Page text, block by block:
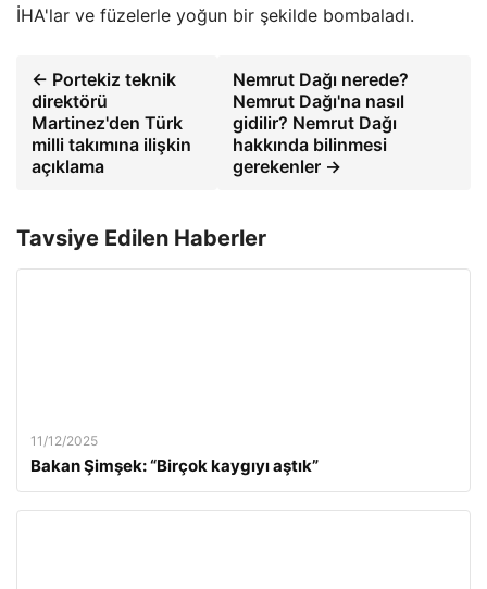
İHA'lar ve füzelerle yoğun bir şekilde bombaladı.
← Portekiz teknik
direktörü
Martinez'den Türk
milli takımına ilişkin
açıklama
Nemrut Dağı nerede?
Nemrut Dağı'na nasıl
gidilir? Nemrut Dağı
hakkında bilinmesi
gerekenler →
Tavsiye Edilen Haberler
11/12/2025
Bakan Şimşek: “Birçok kaygıyı aştık”